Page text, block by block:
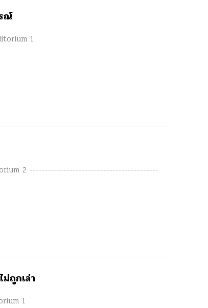
ณ์
1
2 ------------------------------------------
ถูกเล่า
1